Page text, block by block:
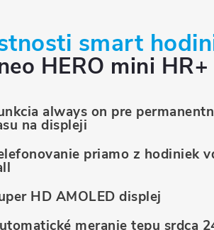
smart
HERO mini
always on pre
na displeji
priamo z hodiniek
HD AMOLED displej
meranie tepu srdca